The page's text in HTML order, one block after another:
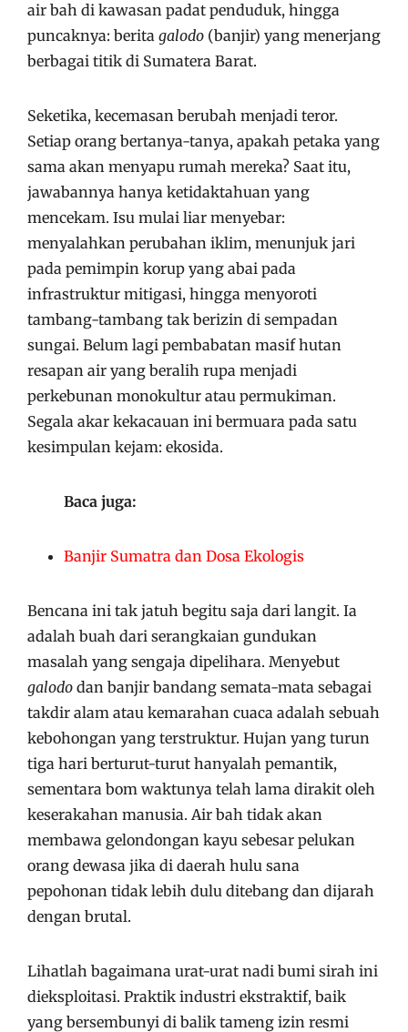
air bah di kawasan padat penduduk, hingga
puncaknya: berita galodo (banjir) yang menerjang
berbagai titik di Sumatera Barat.
Seketika, kecemasan berubah menjadi teror.
Setiap orang bertanya-tanya, apakah petaka yang
sama akan menyapu rumah mereka? Saat itu,
jawabannya hanya ketidaktahuan yang
mencekam. Isu mulai liar menyebar:
menyalahkan perubahan iklim, menunjuk jari
pada pemimpin korup yang abai pada
infrastruktur mitigasi, hingga menyoroti
tambang-tambang tak berizin di sempadan
sungai. Belum lagi pembabatan masif hutan
resapan air yang beralih rupa menjadi
perkebunan monokultur atau permukiman.
Segala akar kekacauan ini bermuara pada satu
kesimpulan kejam: ekosida.
Baca juga:
Banjir Sumatra dan Dosa Ekologis
Bencana ini tak jatuh begitu saja dari langit. Ia
adalah buah dari serangkaian gundukan
masalah yang sengaja dipelihara. Menyebut
galodo dan banjir bandang semata-mata sebagai
takdir alam atau kemarahan cuaca adalah sebuah
kebohongan yang terstruktur. Hujan yang turun
tiga hari berturut-turut hanyalah pemantik,
sementara bom waktunya telah lama dirakit oleh
keserakahan manusia. Air bah tidak akan
membawa gelondongan kayu sebesar pelukan
orang dewasa jika di daerah hulu sana
pepohonan tidak lebih dulu ditebang dan dijarah
dengan brutal.
Lihatlah bagaimana urat-urat nadi bumi sirah ini
dieksploitasi. Praktik industri ekstraktif, baik
yang bersembunyi di balik tameng izin resmi